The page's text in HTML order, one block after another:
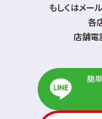
もしくはメー
各
店舗電
簡